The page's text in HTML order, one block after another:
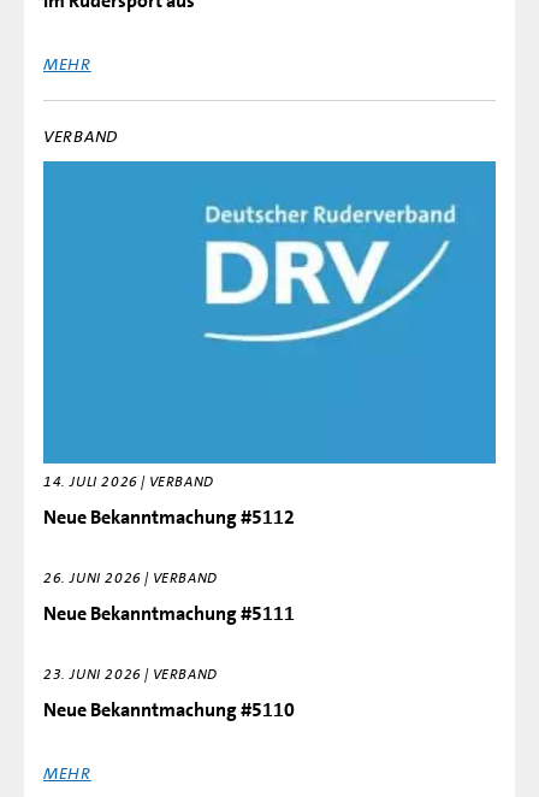
MEHR
VERBAND
14. JULI 2026 | VERBAND
Neue Bekanntmachung #5112
26. JUNI 2026 | VERBAND
Neue Bekanntmachung #5111
23. JUNI 2026 | VERBAND
Neue Bekanntmachung #5110
MEHR